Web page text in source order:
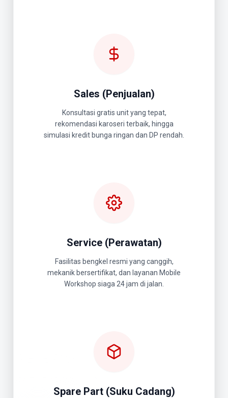
Sales (Penjualan)
Konsultasi gratis unit yang tepat,
rekomendasi karoseri terbaik, hingga
simulasi kredit bunga ringan dan DP rendah.
Service (Perawatan)
Fasilitas bengkel resmi yang canggih,
mekanik bersertifikat, dan layanan Mobile
Workshop siaga 24 jam di jalan.
Spare Part (Suku Cadang)